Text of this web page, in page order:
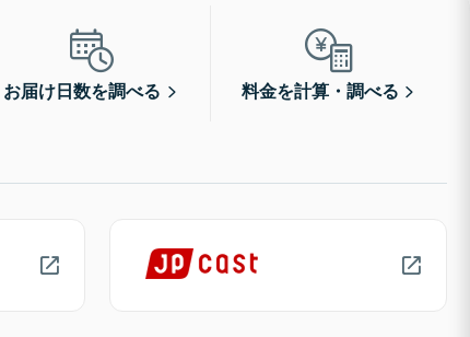
お届け日数を調べる 料金を計算・調べる